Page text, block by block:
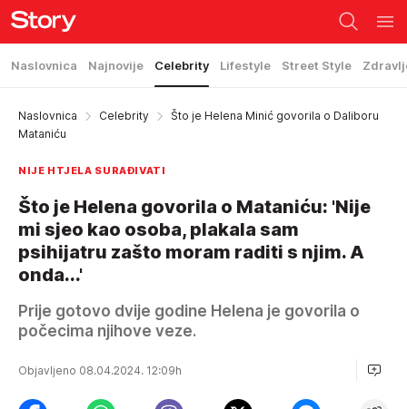
Naslovnica Najnovije Celebrity Lifestyle Street Style
Naslovnica Celebrity
Što je Helena Minić govorila o Daliboru
Mataniću
NIJE HTJELA SURAĐIVATI
Što je Helena govorila o Mataniću: 'Nije
mi sjeo kao osoba, plakala sam
psihijatru zašto moram raditi s njim. A
onda...'
Prije gotovo dvije godine Helena je govorila o
počecima njihove veze.
Objavljeno 08.04.2024. 12:09h